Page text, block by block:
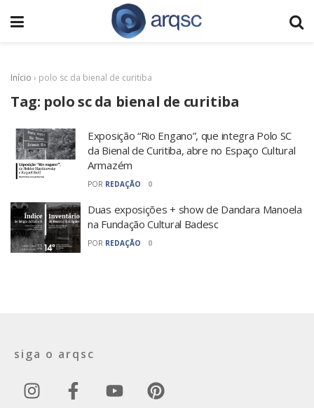
Início › polo sc da bienal de curitiba
Tag: polo sc da bienal de curitiba
Exposição “Rio Engano”, que integra Polo SC
da Bienal de Curitiba, abre no Espaço Cultural
Armazém
POR REDAÇÃO 0
Duas exposições + show de Dandara Manoela
na Fundação Cultural Badesc
POR REDAÇÃO 0
siga o arqsc